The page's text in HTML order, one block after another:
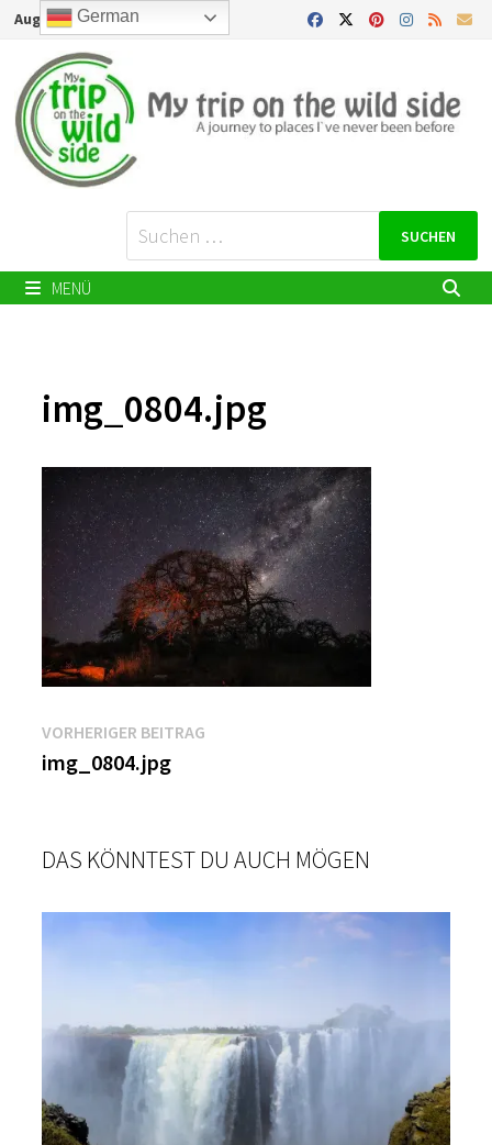
Zurück
Inhalt
August 9, 2026
Suchen
nach:
MENÜ
img_0804.jpg
Beitragsnavigation
VORHERIGER BEITRAG
img_0804.jpg
DAS KÖNNTEST DU AUCH MÖGEN
German